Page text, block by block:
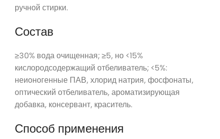
ручной стирки.
Состав
≥30% вода очищенная; ≥5, но <15%
кислородсодержащий отбеливатель; <5%:
неионогенные ПАВ, хлорид натрия, фосфонаты,
оптический отбеливатель, ароматизирующая
добавка, консервант, краситель.
Способ применения